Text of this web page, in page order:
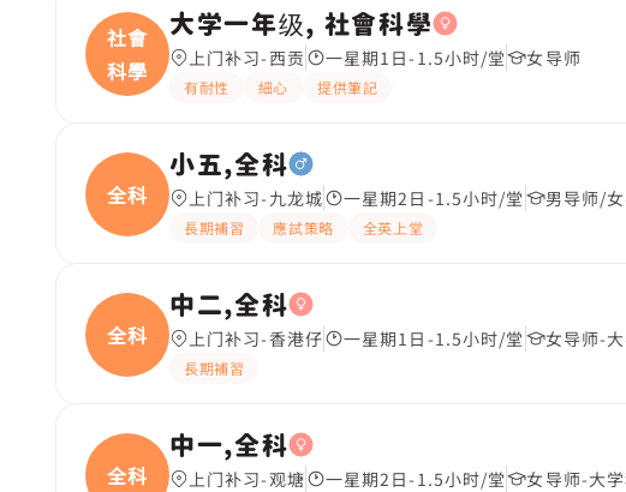
社會
科學
大学一年级, 社會科學
上门补习-西贡 一星期1日-1.5小时/堂 女导师
有耐性 細心 提供筆記
全科
小五,全科
上门补习-九龙城 一星期2日-1.5小时/堂 男导师/
長期補習 應試策略 全英上堂
全科
中二,全科
上门补习-香港仔 一星期1日-1.5小时/堂 女导师-
長期補習
全科
中一,全科
上门补习-观塘 一星期2日-1.5小时/堂 女导师-大